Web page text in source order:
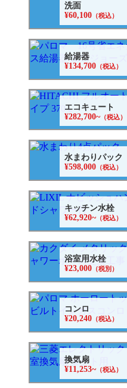
洗面
¥60,100 （税込）
給湯器
¥134,700 （税込）
エコキュート
¥282,700~（税込）
水まわりパック
¥598,000 （税込）
キッチン水栓
¥62,920~（税込）
浴室用水栓
¥23,000 （税別）
コンロ
¥20,240 （税込）
換気扇
¥11,253~（税込）